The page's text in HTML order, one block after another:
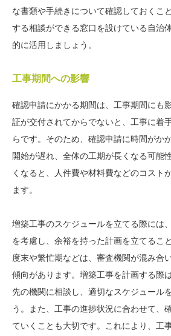
な書類や手続きについて確認しておくこ
する相談ができる窓口を設けている自治
的に活用しましょう。
工事期間への影響
確認申請にかかる期間は、工事期間にも
証が交付されてからでないと、工事に着
らです。そのため、確認申請に時間がか
開始が遅れ、全体の工期が長くなる可能
くなると、人件費や材料費などのコスト
ます。
増築工事のスケジュールを立てる際には
を考慮し、余裕を持った計画を立てるこ
度末や繁忙期などは、審査機関が混み合
傾向があります。増築工事を計画する際
先の機関に相談し、適切なスケジュール
う。また、工事の進捗状況に合わせて、
ていくことも大切です。これにより、工